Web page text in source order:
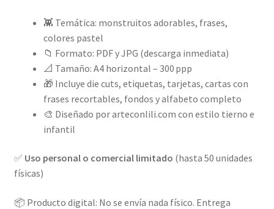
👾 Temática: monstruitos adorables, frases,
colores pastel
📁 Formato: PDF y JPG (descarga inmediata)
📐 Tamaño: A4 horizontal – 300 ppp
🎁 Incluye die cuts, etiquetas, tarjetas, cartas con
frases recortables, fondos y alfabeto completo
🎨 Diseñado por arteconlili.com con estilo tierno e
infantil
✅ Uso personal o comercial limitado (hasta 50 unidades
físicas)
📦 Producto digital: No se envía nada físico. Entrega